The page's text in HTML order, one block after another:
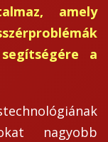
amely
a
nagyobb